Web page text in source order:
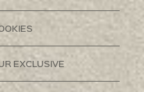
EXCLUSIVE